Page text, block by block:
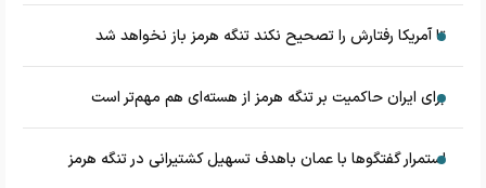
تا آمریکا رفتارش را تصحیح نکند تنگه هرمز باز نخواهد شد
برای ایران حاکمیت بر تنگه هرمز از هسته‌ای هم مهم‌تر است
استمرار گفتگوها با عمان باهدف تسهیل کشتیرانی در تنگه هرمز